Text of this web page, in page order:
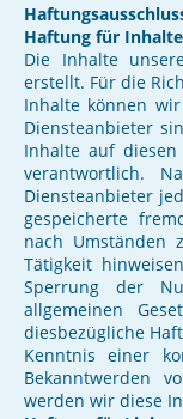
Haftung für Inhalte
Die Inhalte
erstellt. Für die
Inhalte können
Diensteanbieter
Inhalte auf diesen
verantwortlich.
Diensteanbieter
gespeicherte
nach Umständen
Tätigkeit
Sperrung der
allgemeinen
diesbezügliche
Kenntnis einer
Bekanntwerden
werden wir diese